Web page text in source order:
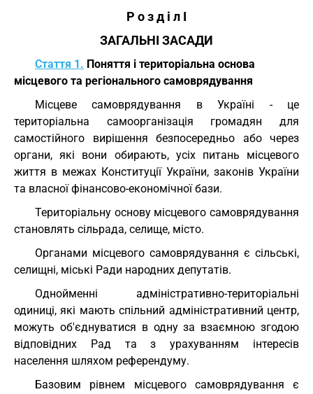
Р о з д і л I
ЗАГАЛЬНІ ЗАСАДИ
Стаття 1. Поняття і територіальна основа
місцевого та регіонального самоврядування
Місцеве самоврядування в Україні - це
територіальна самоорганізація громадян для
самостійного вирішення безпосередньо або через
органи, які вони обирають, усіх питань місцевого
життя в межах Конституції України, законів України
та власної фінансово-економічної бази.
Територіальну основу місцевого самоврядування
становлять сільрада, селище, місто.
Органами місцевого самоврядування є сільські,
селищні, міські Ради народних депутатів.
Однойменні адміністративно-територіальні
одиниці, які мають спільний адміністративний центр,
можуть об'єднуватися в одну за взаємною згодою
відповідних Рад та з урахуванням інтересів
населення шляхом референдуму.
Базовим рівнем місцевого самоврядування є